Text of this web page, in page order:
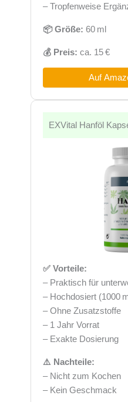
– Tropfenweise
📦 Größe: 60 ml
💰 Preis: ca. 15 €
Auf
EXVital Hanföl
✅ Vorteile:
– Praktisch für
– Hochdosiert (1000
– Ohne Zusatzstoffe
– 1 Jahr Vorrat
– Exakte Dosierung
⚠️ Nachteile:
– Nicht zum Kochen
– Kein Geschmack